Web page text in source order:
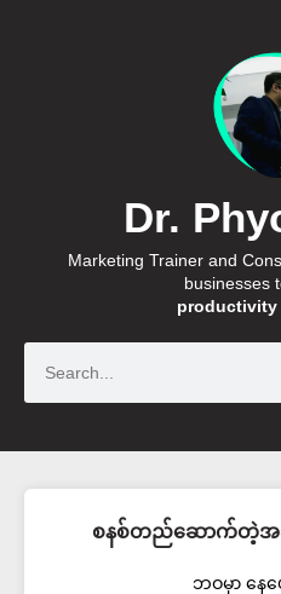
Dr.
Marketing Trainer and
businesses
productivity
စနစ်တည်ဆောက်တဲ့
ဘဝမှာ နေပ